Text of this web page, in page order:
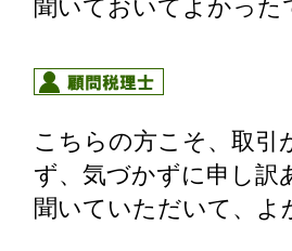
聞いておいてよかった
こちらの方こそ、取
ず、気づかずに申し訳
聞いていただいて、よ